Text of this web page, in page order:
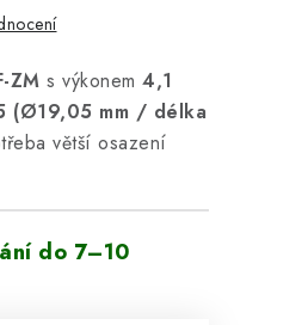
ZM s výkonem 4,1
(Ø19,05 mm / délka
větší osazení
do 7–10